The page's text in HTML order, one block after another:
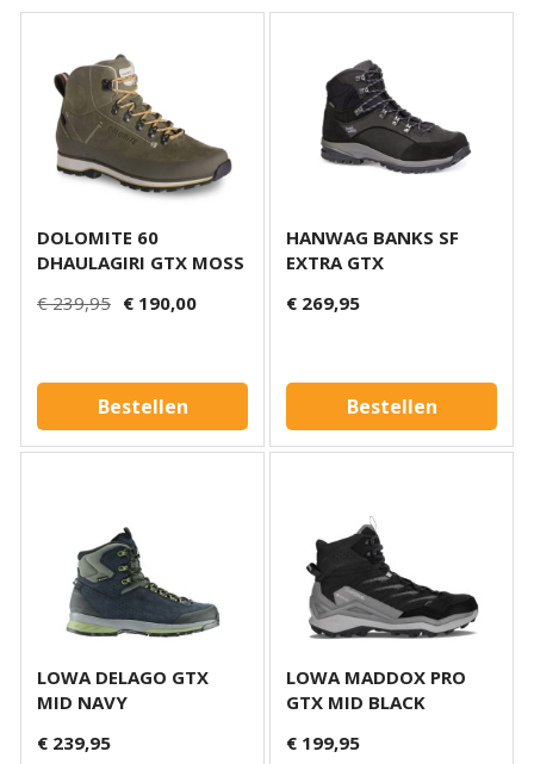
DOLOMITE 60
DHAULAGIRI GTX MOSS
€ 239,95 € 190,00
Bestellen
HANWAG BANKS SF
EXTRA GTX
€ 269,95
Bestellen
LOWA DELAGO GTX
MID NAVY
€ 239,95
LOWA MADDOX PRO
GTX MID BLACK
€ 199,95